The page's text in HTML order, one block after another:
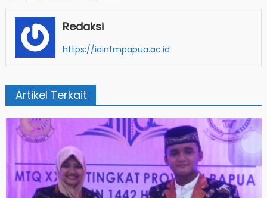
Redaksi
https://iainfmpapua.ac.id
Artikel Terkait